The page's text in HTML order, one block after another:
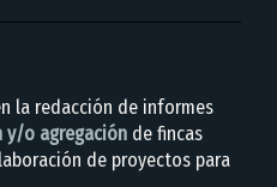
la redacción de informes
y/o agregación de fincas
de proyectos para